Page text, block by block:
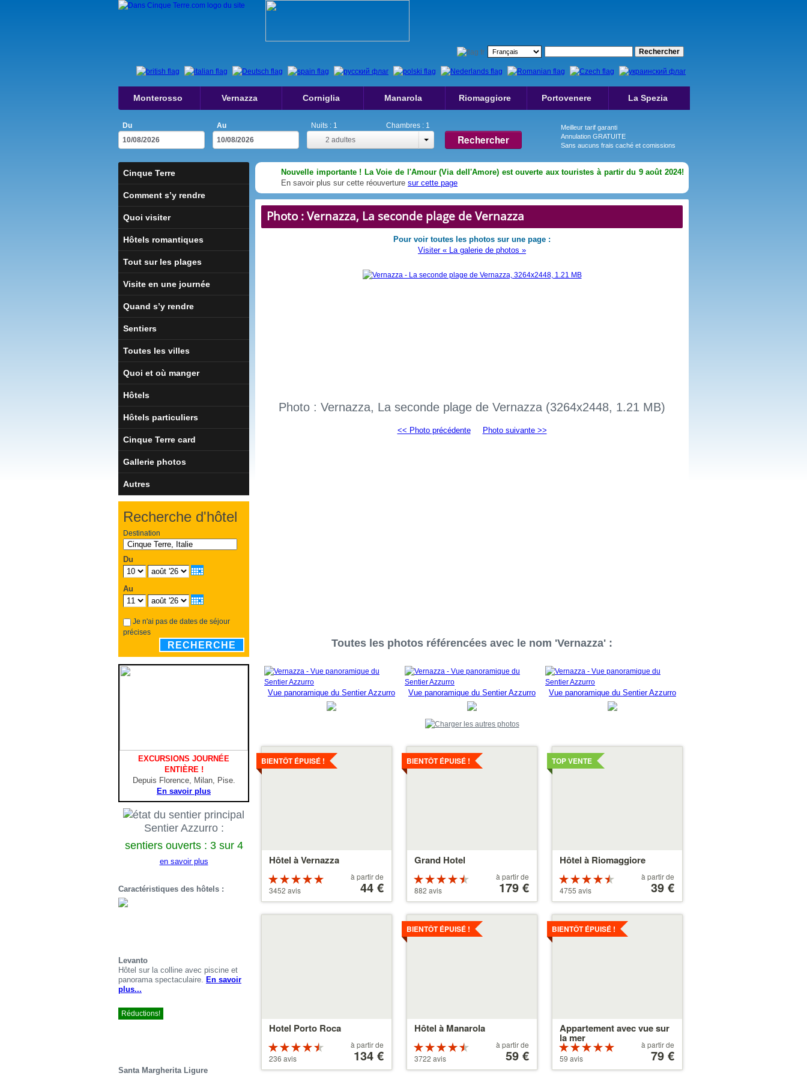
Monterosso Vernazza Corniglia Manarola Riomaggiore Portovenere La Spezia
Du
Au
2 adultes
Nuits : 1 Chambres : 1
Rechercher
Meilleur tarif garanti
Annulation GRATUITE
Sans aucuns frais caché et comissions
Nouvelle importante ! La Voie de l'Amour (Via dell'Amore) est ouverte aux touristes à partir du 9 août 2024!
En savoir plus sur cette réouverture sur cette page
Photo : Vernazza, La seconde plage de Vernazza
Pour voir toutes les photos sur une page :
Visiter « La galerie de photos »
Photo : Vernazza, La seconde plage de Vernazza (3264x2448, 1.21 MB)
<< Photo précédente Photo suivante >>
Toutes les photos référencées avec le nom 'Vernazza' :
Vue panoramique du Sentier Azzurro Vue panoramique du Sentier Azzurro Vue panoramique du Sentier Azzurro
Hôtel à Vernazza
BIENTÔT ÉPUISÉ !
Évaluation :
5 étoiles sur 5
3452 avis partir
44 €
à partir de
44 €
Voir
les
détails
Grand Hotel
BIENTÔT ÉPUISÉ !
Évaluation :
4.5 étoiles sur
882 avis partir
179 €
à partir de
179 €
Voir
les
détails
Hôtel à Riomaggiore
TOP VENTE
Évaluation :
4.5 étoiles sur
4755 avis partir
39 €
à partir de
39 €
Voir
les
détails
Hotel Porto Roca
Évaluation :
4.5 étoiles sur
236 avis partir
134 €
à partir de
134 €
Voir
Hôtel à Manarola
BIENTÔT ÉPUISÉ !
Évaluation :
4.5 étoiles sur
3722 avis partir
59 €
à partir de
59 €
Voir
les
détails
Appartement avec vue sur
la mer
BIENTÔT ÉPUISÉ !
Évaluation :
5 étoiles sur 5
59 avis partir
79 €
à partir de
79 €
Voir
les
détails
Cinque Terre
Comment s’y rendre
Quoi visiter
Hôtels romantiques
Tout sur les plages
Visite en une journée
Quand s’y rendre
Sentiers
Toutes les villes
Quoi et où manger
Hôtels
Hôtels particuliers
Cinque Terre card
Gallerie photos
Autres
Recherche d'hôtel
Destination
Du
Au
Je n'ai pas de dates de séjour
précises
RECHERCHE
EXCURSIONS JOURNÉE
ENTIÈRE !
Depuis Florence, Milan, Pise.
En savoir plus
Sentier Azzurro :
sentiers ouverts : 3 sur 4
en savoir plus
Caractéristiques des hôtels :
Levanto
Hôtel sur la colline avec piscine et
panorama spectaculaire. En savoir
plus...
Réductions!
Santa Margherita Ligure